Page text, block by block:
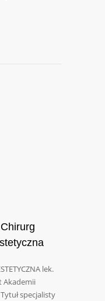
lek.
Akademii
specjalisty